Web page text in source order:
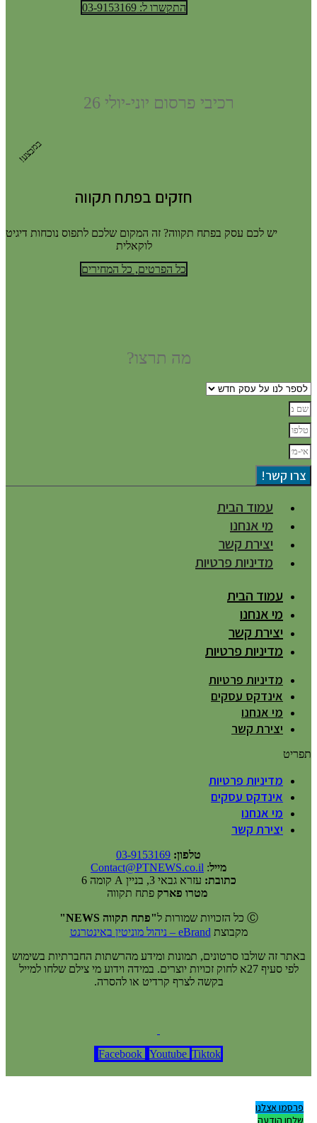
התקשרו ל: 03-9153169
רכיבי פרסום יוני-יולי 26
חזקים בפתח תקווה
יש לכם עסק בפתח תקווה? זה המקום שלכם לתפוס נוכחות
לוקאלית
כל הפרטים, כל המחירים
במבצע!
מה תרצו?
צרו קשר!
עמוד הבית
מי אנחנו
יצירת קשר
מדיניות פרטיות
עמוד הבית
מי אנחנו
יצירת קשר
מדיניות פרטיות
מדיניות פרטיות
אינדקס עסקים
מי אנחנו
יצירת קשר
תפריט
מדיניות פרטיות
אינדקס עסקים
מי אנחנו
יצירת קשר
טלפון: 03-9153169
מייל:
Contact@PTNEWS.co.il
כתובת: עזרא גבאי 3, בניין A קומה 6
מטרו פארק פתח תקווה
Ⓒ כל הזכויות שמורות ל
"פתח תקווה NEWS"
מקבוצת eBrand – ניהול מוניטין באינטרנט
באתר זה שולבו סרטונים, תמונות ומידע מהרשתות החברתיות בשימוש
לפי סעיף 27א לחוק זכויות יוצרים. במידה וידוע מי צילם שלחו למייל
בקשה לצרף קרדיט או להסרה.
Facebook Youtube Tiktok
פרסמו אצלנו
שלחו הודעה